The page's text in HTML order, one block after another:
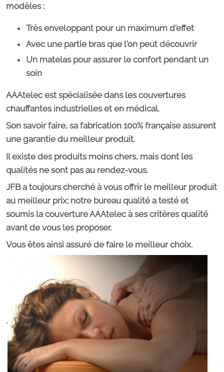
modèles :
Très enveloppant pour un maximum d'effet
Avec une partie bras que l'on peut découvrir
Un matelas pour assurer le confort pendant un
soin
AAAtelec est spécialisée dans les couvertures
chauffantes industrielles et en médical.
Son savoir faire, sa fabrication 100% française assurent
une garantie du meilleur produit.
Il existe des produits moins chers, mais dont les
qualités ne sont pas au rendez-vous.
JFB a toujours cherché à vous offrir le meilleur produit
au meilleur prix; notre bureau qualité a testé et
soumis la couverture AAAtelec à ses critères qualité
avant de vous les proposer.
Vous êtes ainsi assuré de faire le meilleur choix.
.